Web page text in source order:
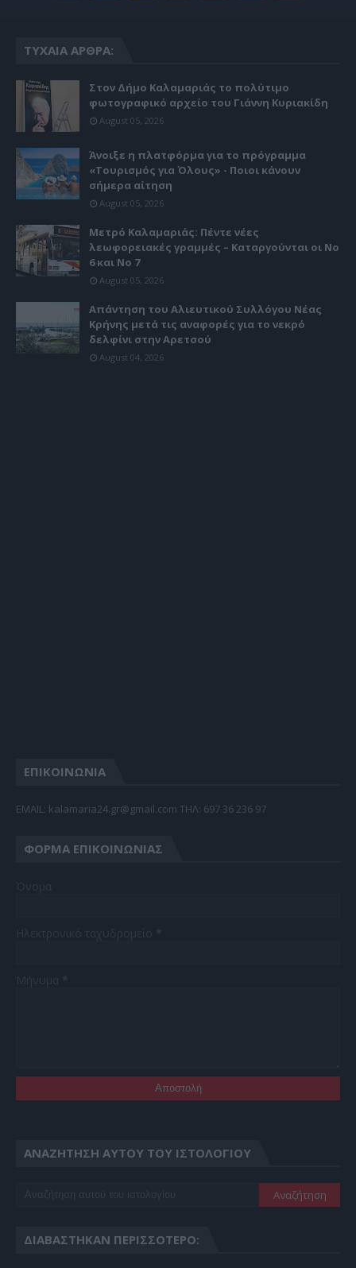
ΤΥΧΑΊΑ ΆΡΘΡΑ:
Στον Δήμο Καλαμαριάς το πολύτιμο
φωτογραφικό αρχείο του Γιάννη Κυριακίδη
August 05, 2026
Άνοιξε η πλατφόρμα για το πρόγραμμα
«Τουρισμός για Όλους» - Ποιοι κάνουν
σήμερα αίτηση
August 05, 2026
Μετρό Καλαμαριάς: Πέντε νέες
λεωφορειακές γραμμές – Καταργούνται οι Νο
6 και Νο 7
August 05, 2026
Απάντηση του Αλιευτικού Συλλόγου Νέας
Κρήνης μετά τις αναφορές για το νεκρό
δελφίνι στην Αρετσού
August 04, 2026
ΕΠΙΚΟΙΝΩΝΙΑ
EMAIL: kalamaria24.gr@gmail.com TΗΛ: 697 36 236 97
ΦΌΡΜΑ ΕΠΙΚΟΙΝΩΝΊΑΣ
ΑΝΑΖΉΤΗΣΗ ΑΥΤΟΎ ΤΟΥ ΙΣΤΟΛΟΓΊΟΥ
ΔΙΑΒΆΣΤΗΚΑΝ ΠΕΡΙΣΣΌΤΕΡΟ: